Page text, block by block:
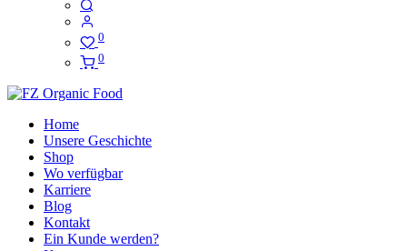
0
0
Home
Unsere Geschichte
Shop
Wo verfügbar
Karriere
Blog
Kontakt
Ein Kunde werden?